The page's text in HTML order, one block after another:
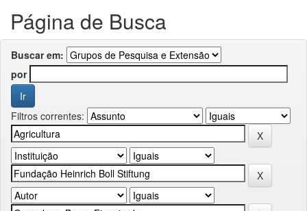
Página de Busca
Buscar em:
por
Filtros correntes: